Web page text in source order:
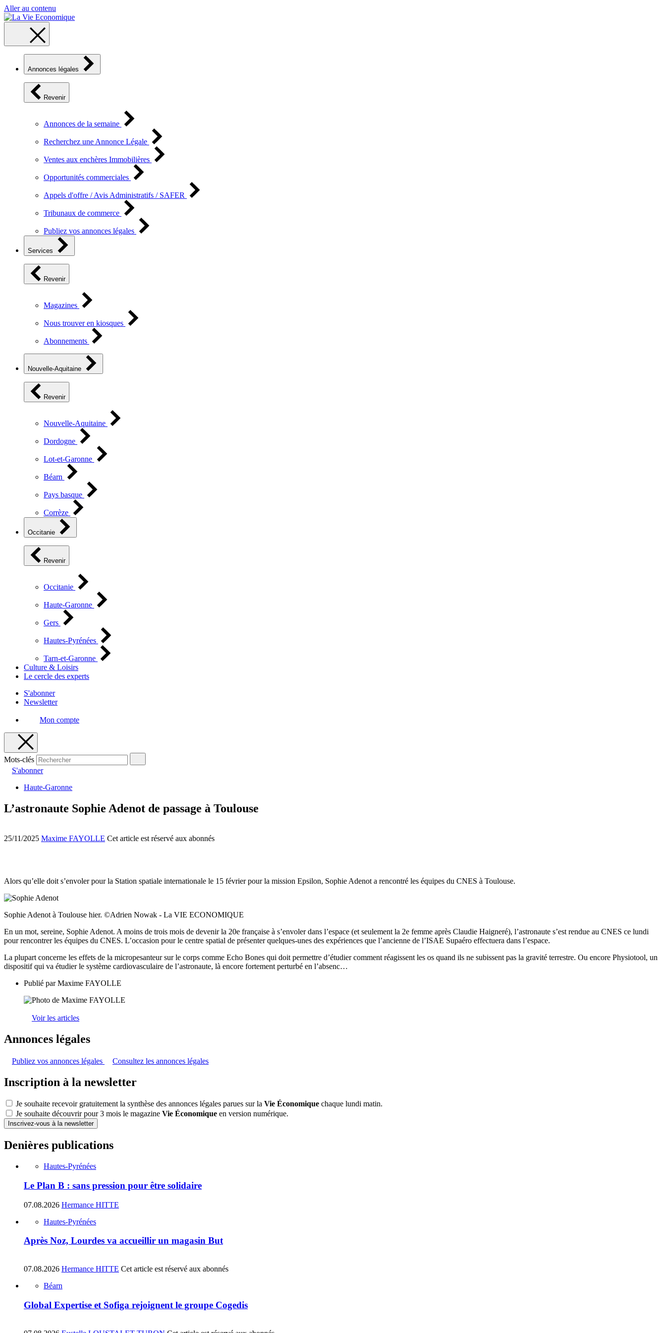
Aller au contenu
Annonces légales
Revenir
Annonces de la semaine
Recherchez une Annonce Légale
Ventes aux enchères Immobilières
Opportunités commerciales
Appels d'offre / Avis Administratifs / SAFER
Tribunaux de commerce
Publiez vos annonces légales
Services
Revenir
Magazines
Nous trouver en kiosques
Abonnements
Nouvelle-Aquitaine
Revenir
Nouvelle-Aquitaine
Dordogne
Lot-et-Garonne
Béarn
Pays basque
Corrèze
Occitanie
Revenir
Occitanie
Haute-Garonne
Gers
Hautes-Pyrénées
Tarn-et-Garonne
Culture & Loisirs
Le cercle des experts
S'abonner
Newsletter
Mon compte
Mots-clés
S'abonner
Haute-Garonne
L’astronaute Sophie Adenot de passage à Toulouse
25/11/2025 Maxime FAYOLLE Cet article est réservé aux abonnés
Alors qu’elle doit s’envoler pour la Station spatiale internationale le 15 février pour la mission Epsilon, Sophie Adenot a rencontré les équipes du CNES à Toulouse.
Sophie Adenot à Toulouse hier. ©Adrien Nowak - La VIE ECONOMIQUE
En un mot, sereine, Sophie Adenot. A moins de trois mois de devenir la 20e française à s’envoler dans l’espace (et seulement la 2e femme après Claudie Haigneré), l’astronaute s’est rendue au CNES ce lundi
pour rencontrer les équipes du CNES. L’occasion pour le centre spatial de présenter quelques-unes des expériences que l’ancienne de l’ISAE Supaéro effectuera dans l’espace.
La plupart concerne les effets de la micropesanteur sur le corps comme Echo Bones qui doit permettre d’étudier comment réagissent les os quand ils ne subissent pas la gravité terrestre. Ou encore Physiotool, un
dispositif qui va étudier le système cardiovasculaire de l’astronaute, là encore fortement perturbé en l’absenc…
Publié parMaxime FAYOLLE
Voir les articles
Annonces légales
Publiez vos annonces légales Consultez les annonces légales
Inscription à la newsletter
Je souhaite recevoir gratuitement la synthèse des annonces légales parues sur la Vie Économique chaque lundi matin.
Je souhaite découvrir pour 3 mois le magazine Vie Économique en version numérique.
Inscrivez-vous à la newsletter
Denières publications
Hautes-Pyrénées
Le Plan B : sans pression pour être solidaire
07.08.2026 Hermance HITTE
Hautes-Pyrénées
Après Noz, Lourdes va accueillir un magasin But
07.08.2026 Hermance HITTE Cet article est réservé aux abonnés
Béarn
Global Expertise et Sofiga rejoignent le groupe Cogedis